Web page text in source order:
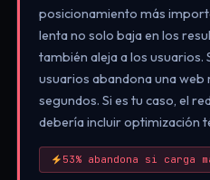
posicionamiento más
lenta no solo baja en los
también aleja a los usuarios.
usuarios abandona una web
segundos. Si es tu caso, el
debería incluir optimización
53% abandona si carga